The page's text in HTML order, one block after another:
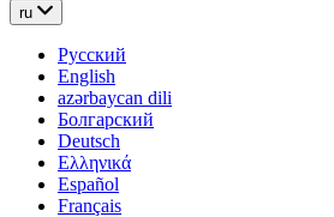
ru
Русский
English
azərbaycan dili
Болгарский
Deutsch
Ελληνικά
Español
Français